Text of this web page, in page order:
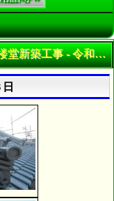
| 寺院・お寺の建築工事履歴写真